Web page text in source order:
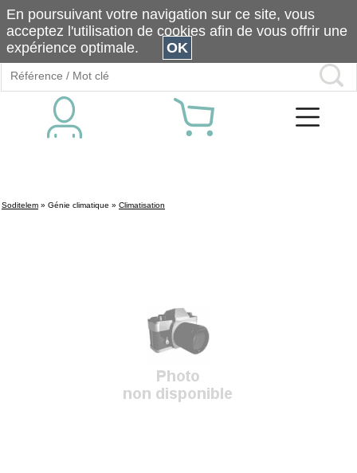
Soditelem » Génie climatique » Climatisation
En poursuivant votre navigation sur ce site, vous
acceptez l'utilisation de cookies afin de vous offrir une
expérience optimale.
OK